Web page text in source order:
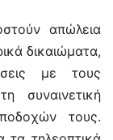
απώλεια
δικαιώματα,
με τους
συναινετική
τους.